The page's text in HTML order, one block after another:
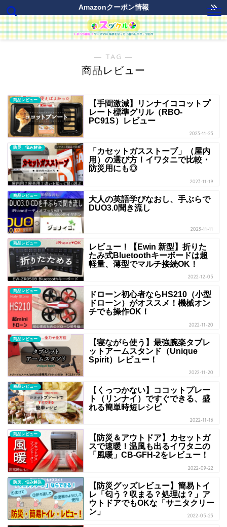
Amazonクーポン情報
― TAG ―
商品レビュー
商品レビュー
【手間激減】リンナイココットプ
レート標準グリル（RBO-
PC91S）レビュー
2023-11-23
防災、悩み解決
「カセットガスストーブ」（屋内
用）の選び方！イワタニで比較・
防災用にも◎
2023-11-19
商品レビュー
大人の英語学びなおし、手ぶらで
DUO3.0聞き流し
2023-11-11
商品レビュー
レビュー！【Ewin 新型】折りた
たみ式Bluetoothキーボードは超
軽量、薄型でマルチ接続OK！
2022-12-05
商品レビュー
ドローン初心者ならHS210（小型
ドローン）がオススメ！機械オン
チでも操作OK！
2022-11-20
商品レビュー
【寝ながら使う】最強腕楽タブレ
ットアームスタンド（Unique
Spirit）レビュー！
2022-11-20
商品レビュー
【くっつかない】ココットプレー
ト（リンナイ）ですぐできる、盛
れる簡単時短レシピ
2022-11-16
商品レビュー
【防災＆アウトドア】カセットガ
スで速暖！温風も出るイワタニの
「風暖」CB-GFH-2をレビュー！
2022-09-22
防災、悩み解決
【防災グッズレビュー】簡易トイ
レ「匂う？収まる？処理は？」ア
ウトドアでもOKな「サニタクリー
ン」
2022-05-23